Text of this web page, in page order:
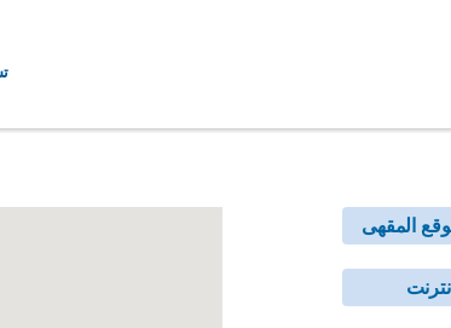
المقهى